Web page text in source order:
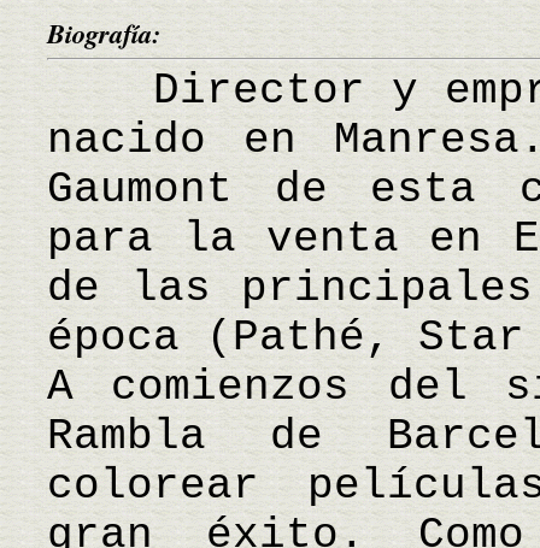
Biografía:
Director y
nacido en
Gaumont de esta
para la venta en
de las
época (Pathé,
A comienzos del
Rambla de
colorear
gran éxito.